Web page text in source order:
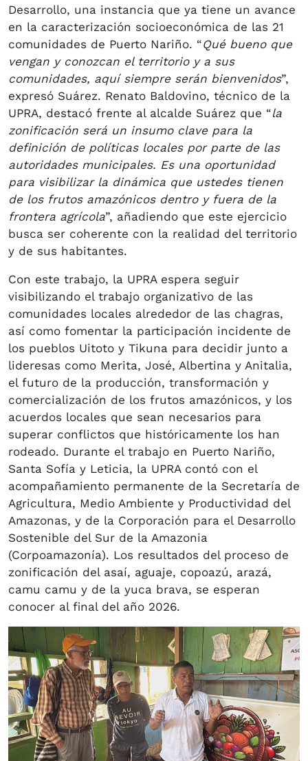
Desarrollo, una instancia que ya tiene un avance
en la caracterización socioeconómica de las 21
comunidades de Puerto Nariño. “Qué bueno que
vengan y conozcan el territorio y a sus
comunidades, aquí siempre serán bienvenidos”,
expresó Suárez. Renato Baldovino, técnico de la
UPRA, destacó frente al alcalde Suárez que “la
zonificación será un insumo clave para la
definición de políticas locales por parte de las
autoridades municipales. Es una oportunidad
para visibilizar la dinámica que ustedes tienen
de los frutos amazónicos dentro y fuera de la
frontera agrícola”, añadiendo que este ejercicio
busca ser coherente con la realidad del territorio
y de sus habitantes.
Con este trabajo, la UPRA espera seguir
visibilizando el trabajo organizativo de las
comunidades locales alrededor de las chagras,
así como fomentar la participación incidente de
los pueblos Uitoto y Tikuna para decidir junto a
lideresas como Merita, José, Albertina y Anitalia,
el futuro de la producción, transformación y
comercialización de los frutos amazónicos, y los
acuerdos locales que sean necesarios para
superar conflictos que históricamente los han
rodeado. Durante el trabajo en Puerto Nariño,
Santa Sofía y Leticia, la UPRA contó con el
acompañamiento permanente de la Secretaría de
Agricultura, Medio Ambiente y Productividad del
Amazonas, y de la Corporación para el Desarrollo
Sostenible del Sur de la Amazonia
(Corpoamazonía). Los resultados del proceso de
zonificación del asaí, aguaje, copoazú, arazá,
camu camu y de la yuca brava, se esperan
conocer al final del año 2026.